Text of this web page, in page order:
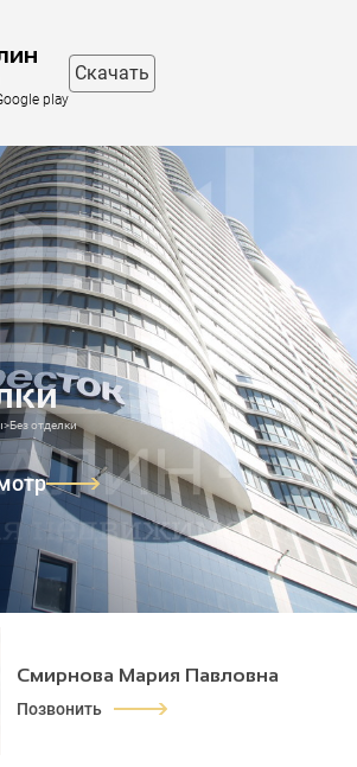
>Без отделки
Смирнова Мария Павловна
Позвонить
play
Скачать